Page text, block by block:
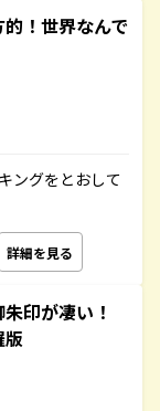
！世界なんで
ングをとおして
詳細を見る
印が凄い！